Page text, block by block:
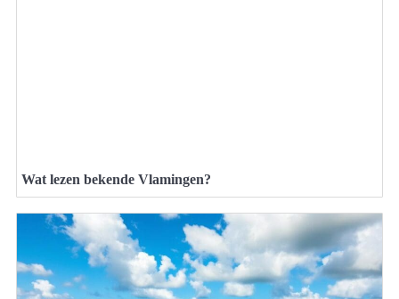
Wat lezen bekende Vlamingen?